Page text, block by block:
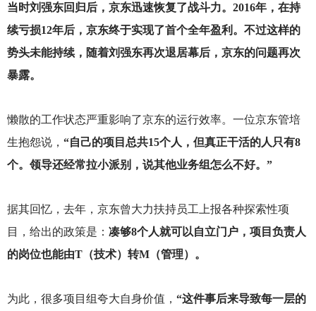
当时刘强东回归后，京东迅速恢复了战斗力。2016年，在持
续亏损12年后，京东终于实现了首个全年盈利。不过这样的
势头未能持续，随着刘强东再次退居幕后，京东的问题再次
暴露。
懒散的工作状态严重影响了京东的运行效率。一位京东管培
生抱怨说， “自己的项目总共15个人，但真正干活的人只有8
个。领导还经常拉小派别，说其他业务组怎么不好。”
据其回忆，去年，京东曾大力扶持员工上报各种探索性项
目，给出的政策是： 凑够8个人就可以自立门户，项目负责人
的岗位也能由T（技术）转M（管理）。
为此，很多项目组夸大自身价值， “这件事后来导致每一层的